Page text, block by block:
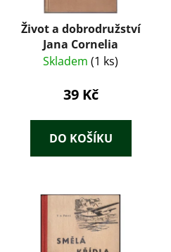
Život a dobrodružství
Jana Cornelia
Skladem (1 ks)
39 Kč
DO KOŠÍKU